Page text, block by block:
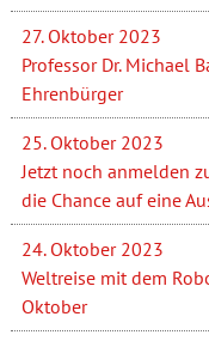
27. Oktober 2023
Professor Dr. Michael
Ehrenbürger
25. Oktober 2023
Jetzt noch anmelden
die Chance auf eine
24. Oktober 2023
Weltreise mit dem
Oktober